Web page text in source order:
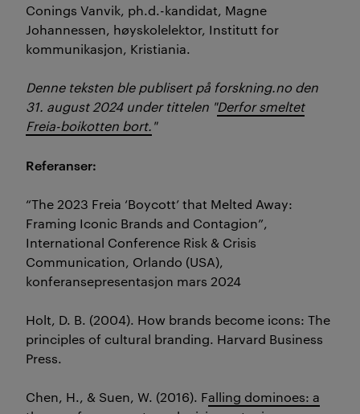
Conings Vanvik, ph.d.-kandidat, Magne
Johannessen, høyskolelektor, Institutt for
kommunikasjon, Kristiania.
Denne teksten ble publisert på forskning.no den
31. august 2024 under tittelen "Derfor smeltet
Freia-boikotten bort."
Referanser:
“The 2023 Freia ‘Boycott’ that Melted Away:
Framing Iconic Brands and Contagion”,
International Conference Risk & Crisis
Communication, Orlando (USA),
konferansepresentasjon mars 2024
Holt, D. B. (2004). How brands become icons: The
principles of cultural branding. Harvard Business
Press.
Chen, H., & Suen, W. (2016). Falling dominoes: a